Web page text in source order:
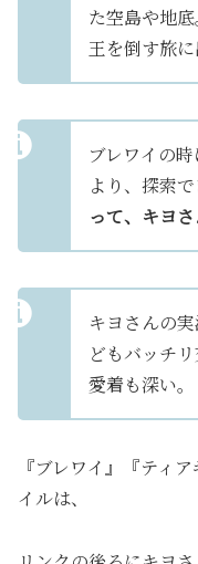
た空島や地
王を倒す旅に
ブレワイの
より、探索
って、キヨ
キヨさんの
どもバッチ
愛着も深い。
『ブレワイ』『ティ
イルは、